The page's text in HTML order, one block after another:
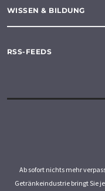
WISSEN & BILDUNG
RSS-FEEDS
Ab sofort nichts mehr
Getränkeindustrie bringt Sie